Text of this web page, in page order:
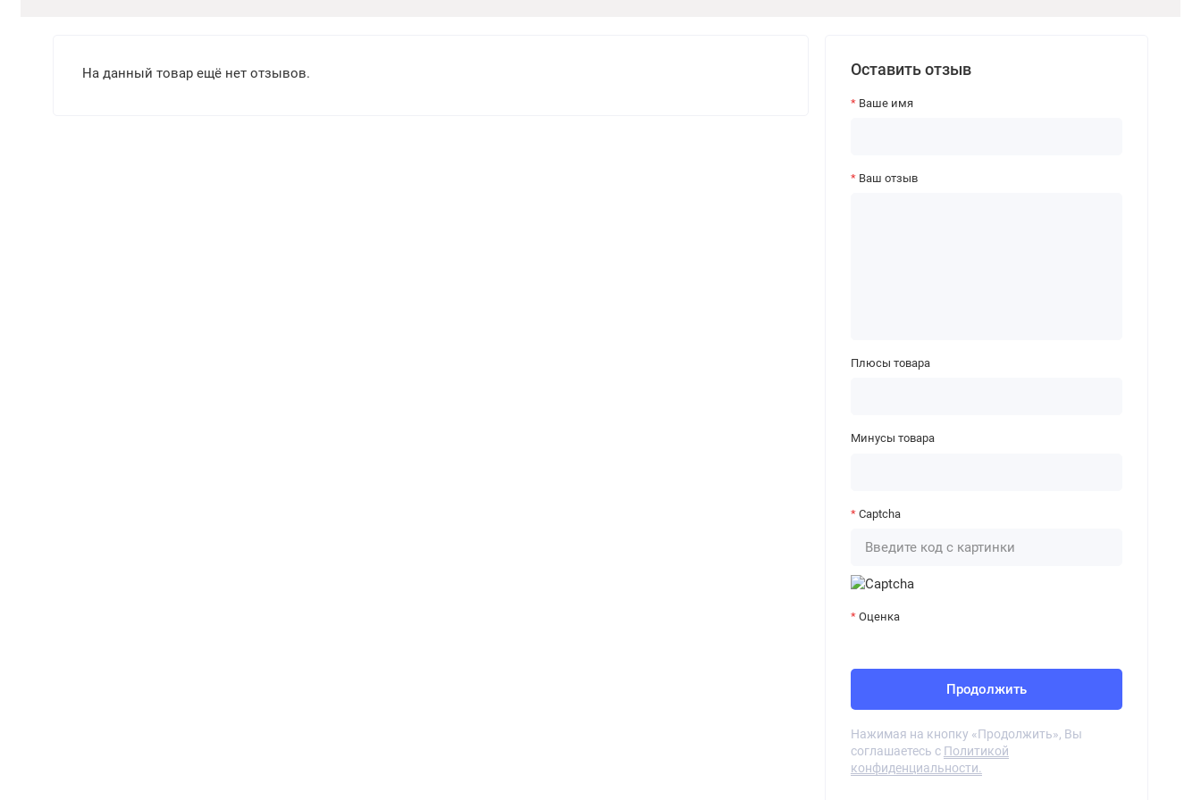
На данный товар ещё нет отзывов. Оставить отзыв
Ваше имя
Ваш отзыв
Плюсы товара
Минусы товара
Captcha
Оценка
Продолжить
Нажимая на кнопку «Продолжить», Вы
соглашаетесь с Политикой
конфиденциальности.